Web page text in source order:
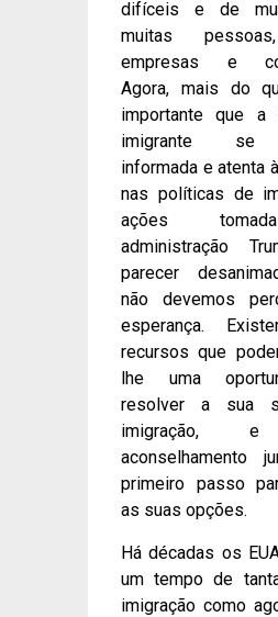
difíceis e de
muitas
empresas e
Agora, mais do
importante que a
imigrante se
informada e atenta
nas políticas de
ações
administração
parecer
não devemos
esperança.
recursos que
lhe uma
resolver a sua
imigração, e
aconselhamento
primeiro passo
as suas opções.
Há décadas os
um tempo de
imigração como